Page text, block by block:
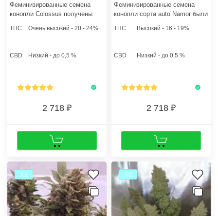
Феминизированные семена
конопли Colossus получены
неповторимой генетики Indiana
THC Очень высокий - 20 - 24%
CBD Низкий - до 0,5 %
2 718
Феминизированные семена
конопли сорта auto Namor были
легендарного "Северного
THC Высокий - 16 - 19%
CBD Низкий - до 0,5 %
2 718
Х2 Х2